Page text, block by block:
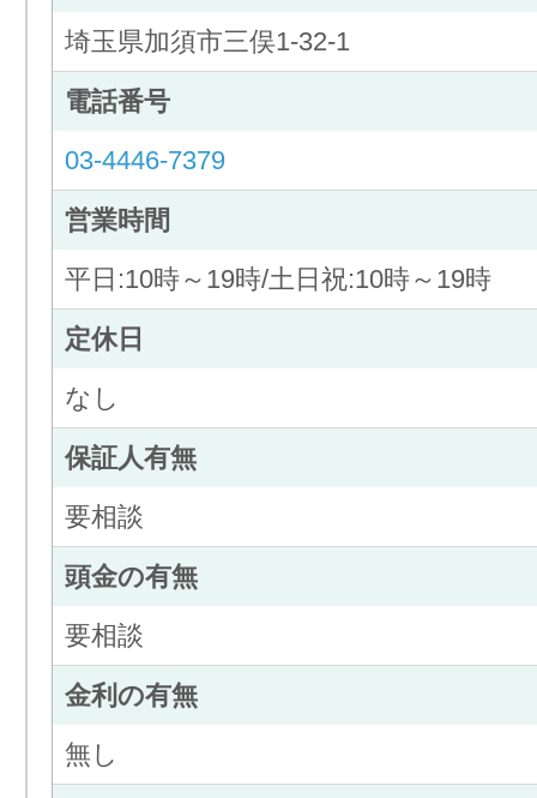
埼玉県加須市三俣1-32-1
電話番号
03-4446-7379
営業時間
平日:10時～19時/土日祝:10時～19時
定休日
なし
保証人有無
要相談
頭金の有無
要相談
金利の有無
無し